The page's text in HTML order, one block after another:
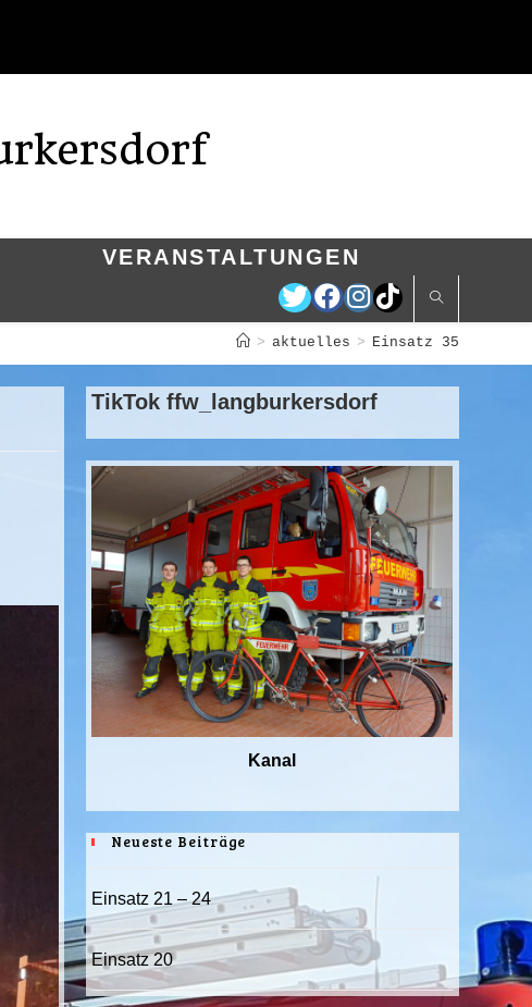
VERANSTALTUNGEN
> aktuelles > Einsatz 35
TikTok ffw_langburkersdorf
Kanal
Neueste Beiträge
Einsatz 21 – 24
Einsatz 20